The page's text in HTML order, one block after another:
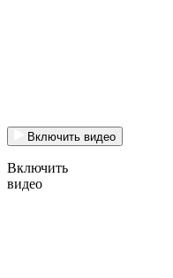
Включить видео
Включить
видео